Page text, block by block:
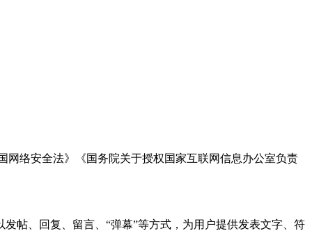
络安全法》《国务院关于授权国家互联网信息办公室负责
帖、回复、留言、“弹幕”等方式，为用户提供发表文字、符